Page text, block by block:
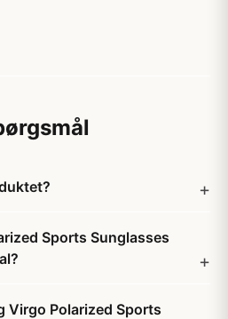
Sports Sunglasses
Virgo Polarized Sports